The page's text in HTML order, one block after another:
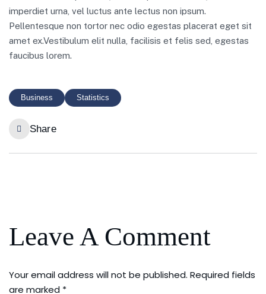
imperdiet urna, vel luctus ante lectus non ipsum.
Pellentesque non tortor nec odio egestas placerat eget sit
amet ex.Vestibulum elit nulla, facilisis et felis sed, egestas
faucibus lorem.
Business Statistics
Share
Leave A Comment
Your email address will not be published. Required fields
are marked *